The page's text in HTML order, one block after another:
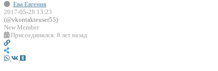
Ева Евгения
2017-05-28 13:23
(@vkontakteuser55)
New Member
Присоединился: 8 лет назад